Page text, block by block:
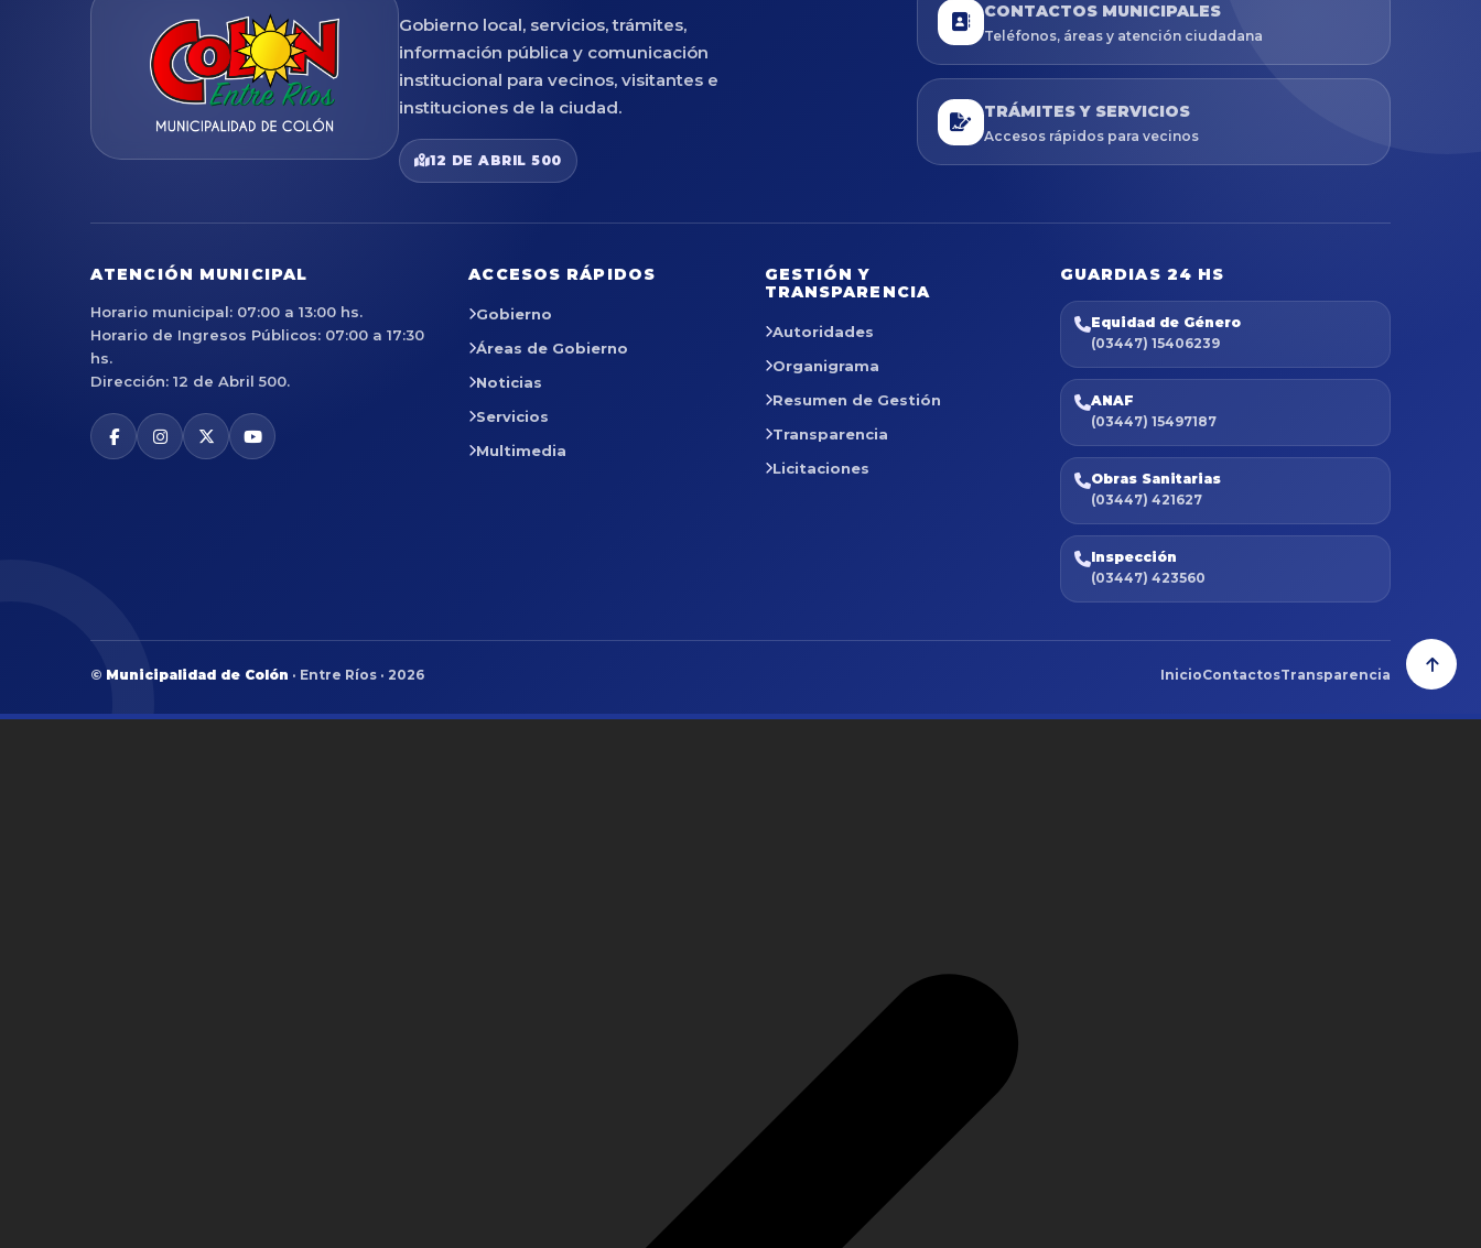
Gobierno local, servicios, trámites,
información pública y comunicación
institucional para vecinos, visitantes e
instituciones de la ciudad.
12 DE ABRIL 500
CONTACTOS MUNICIPALES
Teléfonos, áreas y atención ciudadana
TRÁMITES Y SERVICIOS
Accesos rápidos para vecinos
ATENCIÓN MUNICIPAL
Horario municipal: 07:00 a 13:00 hs.
Horario de Ingresos Públicos: 07:00 a 17:30
hs.
Dirección: 12 de Abril 500.
ACCESOS RÁPIDOS
Gobierno
Áreas de Gobierno
Noticias
Servicios
Multimedia
GESTIÓN Y
TRANSPARENCIA
Autoridades
Organigrama
Resumen de Gestión
Transparencia
Licitaciones
GUARDIAS 24 HS
Equidad de Género
(03447) 15406239
ANAF
(03447) 15497187
Obras Sanitarias
(03447) 421627
Inspección
(03447) 423560
© Municipalidad de Colón · Entre Ríos · 2026 InicioContactosTransparencia